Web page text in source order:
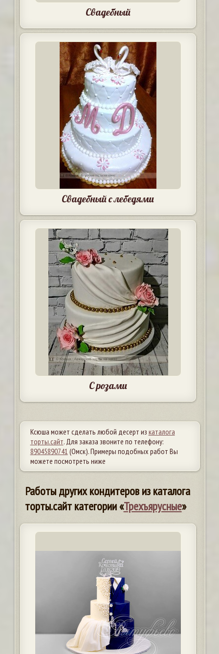
Свадебный
Свадебный с лебедями
С розами
Ксюша может сделать любой десерт из каталога
торты.сайт. Для заказа звоните по телефону:
89045890741 (Омск). Примеры подобных работ Вы
можете посмотреть ниже
Работы других кондитеров из каталога
торты.сайт категории «Трехъярусные»